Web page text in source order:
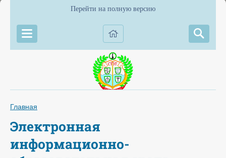
Перейти на полную версию
Главная
Электронная
информационно-